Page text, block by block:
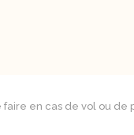
faire en cas de vol ou de